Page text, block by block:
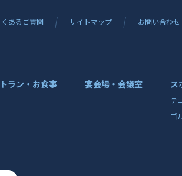
くあるご質問 サイトマップ お問い合わせ
ラン・お食事 宴会場・会議室 ス
テ
ゴ